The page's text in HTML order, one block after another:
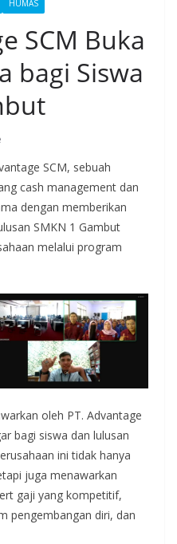
HUMAS
SCM Buka
bagi Siswa
SCM, sebuah
cash management dan
dengan memberikan
SMKN 1 Gambut
melalui program
oleh PT. Advantage
bagi siswa dan lulusan
ini tidak hanya
juga menawarkan
gaji yang kompetitif,
pengembangan diri, dan